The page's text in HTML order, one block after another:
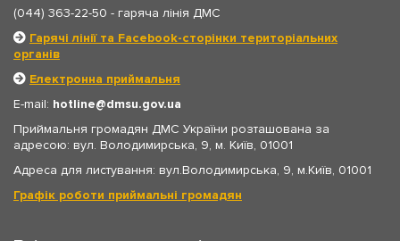
(044) 363-22-50 - гаряча лінія ДМС
Гарячі лінії та Facebook-сторінки територіальних
органів
Електронна приймальня
E-mail: hotline
dmsu.gov.ua
Приймальня громадян ДМС України розташована за
адресою: вул. Володимирська, 9, м. Київ, 01001
Адреса для листування: вул.Володимирська, 9, м.Київ, 01001
Графік роботи приймальні громадян